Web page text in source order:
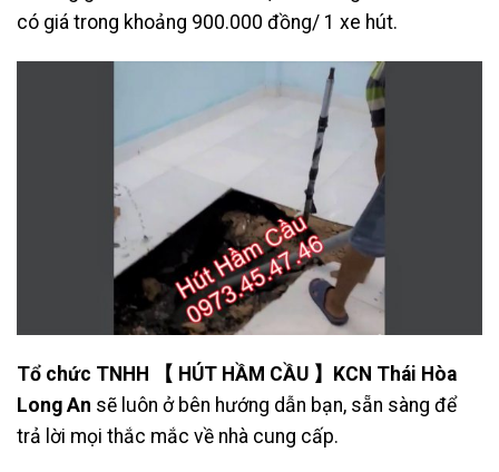
có giá trong khoảng 900.000 đồng/ 1 xe hút.
Tổ chức TNHH
【 HÚT HẦM CẦU 】KCN Thái Hòa
Long An sẽ luôn ở bên hướng dẫn bạn, sẵn sàng để
trả lời mọi thắc mắc về nhà cung cấp.